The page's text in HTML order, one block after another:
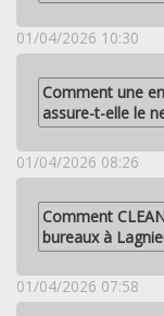
01/04/2026 10:30
Comment une
assure-t-elle le
01/04/2026 08:26
Comment
bureaux à
01/04/2026 07:58